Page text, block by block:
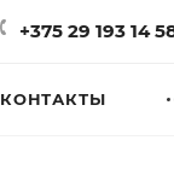
+375 29 193 14
КОНТАКТЫ